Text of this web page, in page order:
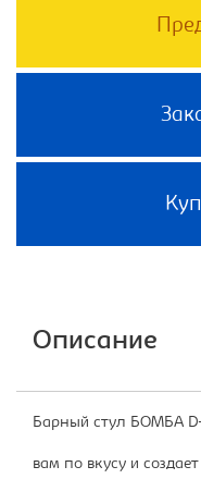
Описание
Барный стул БОМБА
вам по вкусу и